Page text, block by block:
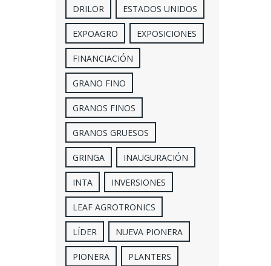
DRILOR ESTADOS UNIDOS
EXPOAGRO EXPOSICIONES
FINANCIACIÓN
GRANO FINO
GRANOS FINOS
GRANOS GRUESOS
GRINGA INAUGURACIÓN
INTA INVERSIONES
LEAF AGROTRONICS
LÍDER NUEVA PIONERA
PIONERA PLANTERS